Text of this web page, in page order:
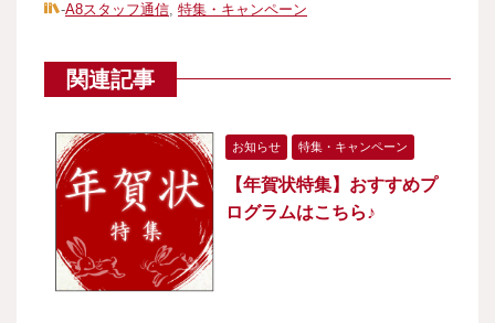
-A8スタッフ通信, 特集・キャンペーン
関連記事
お知らせ 特集・キャンペーン
【年賀状特集】おすすめプ
ログラムはこちら♪